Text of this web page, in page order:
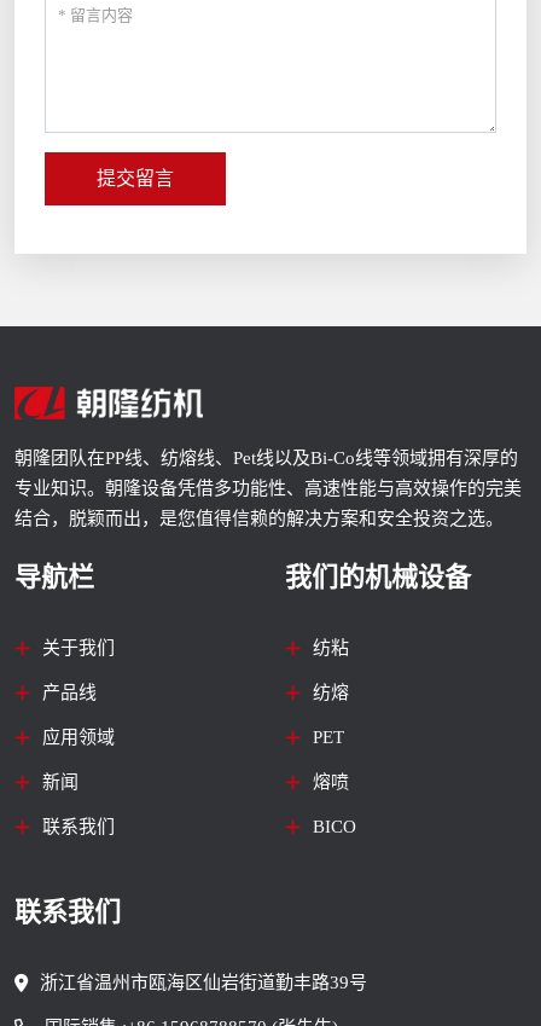
提交留言
朝隆团队在PP线、纺熔线、Pet线以及Bi-Co线等领域拥有深厚的
专业知识。朝隆设备凭借多功能性、高速性能与高效操作的完美
结合，脱颖而出，是您值得信赖的解决方案和安全投资之选。
导航栏
关于我们
产品线
应用领域
新闻
联系我们
我们的机械设备
纺粘
纺熔
PET
熔喷
BICO
联系我们
浙江省温州市瓯海区仙岩街道勤丰路39号